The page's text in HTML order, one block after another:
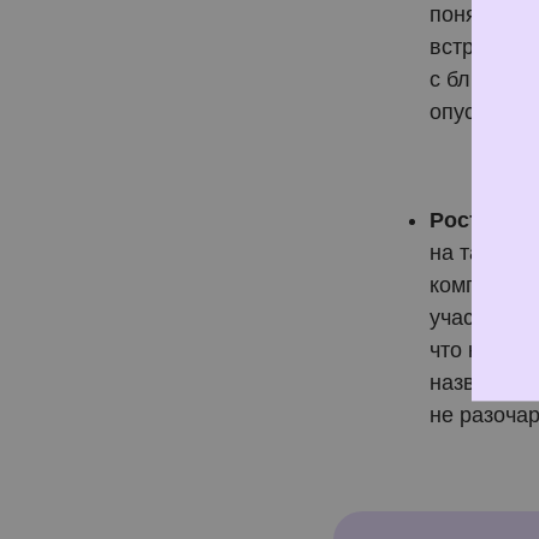
понятные
встречи
с
опустить
Рост
на таких
что когда
название
не